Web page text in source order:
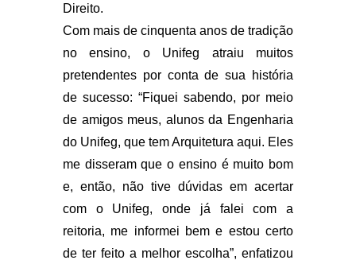
Direito.
Com mais de cinquenta anos de tradição
no ensino, o Unifeg atraiu muitos
pretendentes por conta de sua história
de sucesso: “Fiquei sabendo, por meio
de amigos meus, alunos da Engenharia
do Unifeg, que tem Arquitetura aqui. Eles
me disseram que o ensino é muito bom
e, então, não tive dúvidas em acertar
com o Unifeg, onde já falei com a
reitoria, me informei bem e estou certo
de ter feito a melhor escolha”, enfatizou